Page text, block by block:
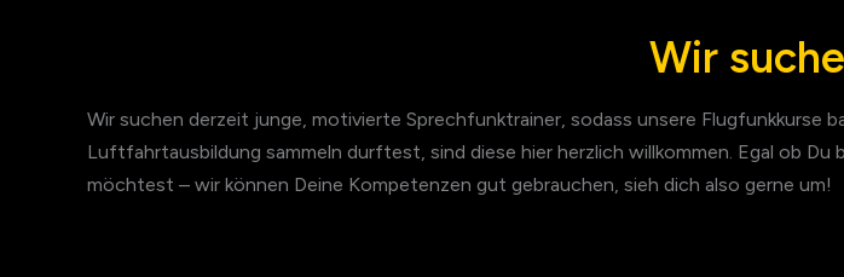
Wir
Wir suchen derzeit junge, motivierte Sprechfunktrainer, sodass unsere Flugfunkkurse
Luftfahrtausbildung sammeln durftest, sind diese hier herzlich willkommen. Egal ob
möchtest – wir können Deine Kompetenzen gut gebrauchen, sieh dich also gerne um!